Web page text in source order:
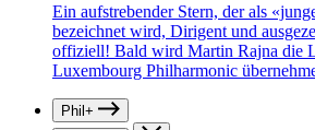
Ein aufstrebender Stern, der als
bezeichnet wird, Dirigent und
offiziell! Bald wird Martin Rajna die
Luxembourg Philharmonic
Phil+